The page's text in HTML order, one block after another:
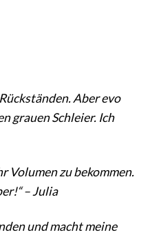
Aber evo
grauen Schleier. Ich
Volumen zu bekommen.
– Julia
und macht meine